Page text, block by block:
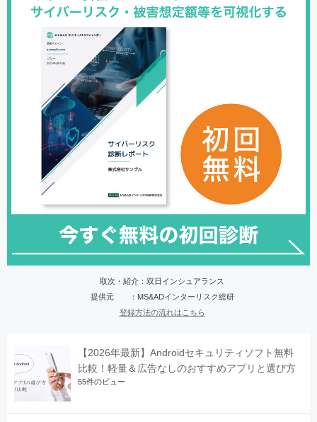
取次・紹介：双日インシュアランス
提供元 ：MS&ADインターリスク総研
登録方法の流れはこちら
【2026年最新】Androidセキュリティソフト無料
比較！軽量＆広告なしのおすすめアプリと選び方
55件のビュー